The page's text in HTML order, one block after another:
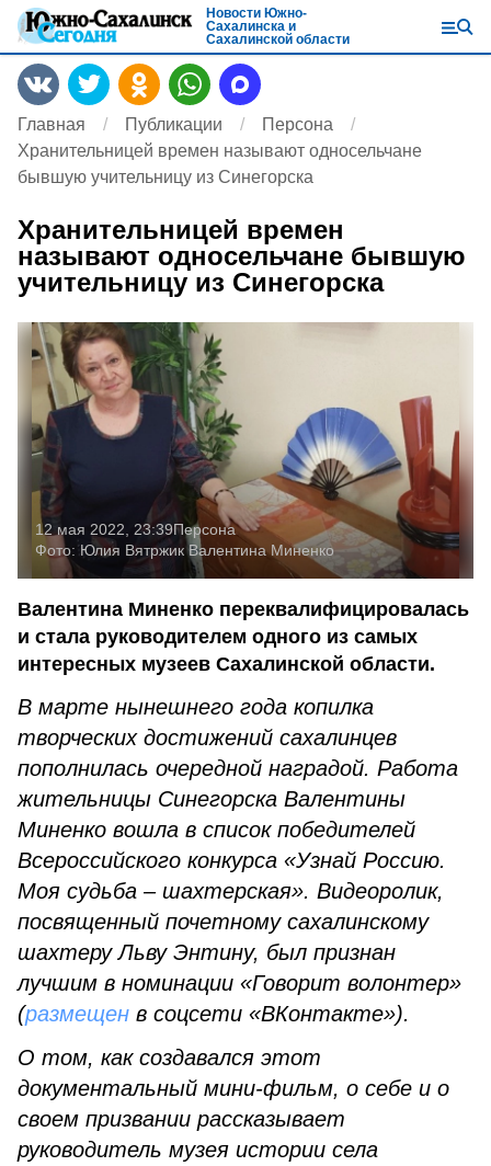
Новости Южно-
Сахалинска и
Сахалинской области
Главная Публикации
Персона
Хранительницей времен называют односельчане
бывшую учительницу из Синегорска
Хранительницей времен
называют односельчане бывшую
учительницу из Синегорска
12 мая 2022, 23:39Персона
Фото:Юлия Вятржик Валентина Миненко
Валентина Миненко переквалифицировалась
и стала руководителем одного из самых
интересных музеев Сахалинской области.
В марте нынешнего года копилка
творческих достижений сахалинцев
пополнилась очередной наградой. Работа
жительницы Синегорска Валентины
Миненко вошла в список победителей
Всероссийского конкурса «Узнай Россию.
Моя судьба – шахтерская». Видеоролик,
посвященный почетному сахалинскому
шахтеру Льву Энтину, был признан
лучшим в номинации «Говорит волонтер»
(размещен в соцсети «ВКонтакте»).
О том, как создавался этот
документальный мини-фильм, о себе и о
своем призвании рассказывает
руководитель музея истории села